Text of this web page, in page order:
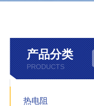
产品分类
PRODUCTS
热电阻